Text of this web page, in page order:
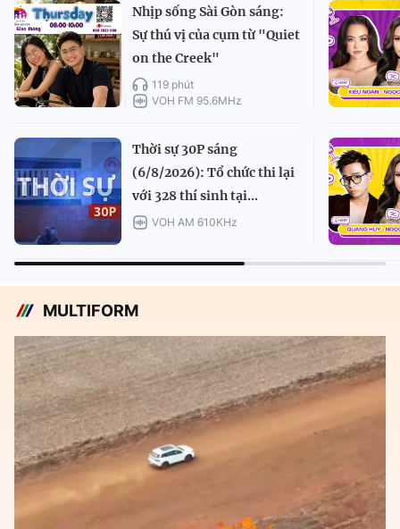
Nhịp sống Sài Gòn sáng:
Sự thú vị của cụm từ "Quiet
on the Creek"
119 phút
VOH FM 95.6MHz
Thời sự 30P sáng
(6/8/2026): Tổ chức thi lại
với 328 thí sinh tại...
VOH AM 610KHz
MULTIFORM